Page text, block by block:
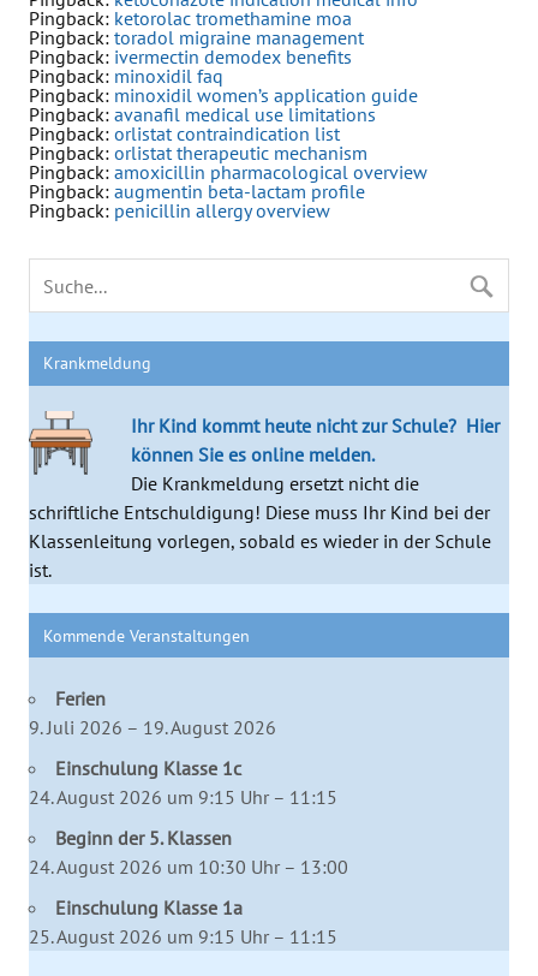
Pingback: ketorolac tromethamine moa
Pingback: toradol migraine management
Pingback: ivermectin demodex benefits
Pingback: minoxidil faq
Pingback: minoxidil women’s application guide
Pingback: avanafil medical use limitations
Pingback: orlistat contraindication list
Pingback: orlistat therapeutic mechanism
Pingback: amoxicillin pharmacological overview
Pingback: augmentin beta‑lactam profile
Pingback: penicillin allergy overview
Krankmeldung
Ihr Kind kommt heute nicht zur Schule? Hier
können Sie es online melden.
Die Krankmeldung ersetzt nicht die
schriftliche Entschuldigung! Diese muss Ihr Kind bei der
Klassenleitung vorlegen, sobald es wieder in der Schule
ist.
Kommende Veranstaltungen
Ferien
9. Juli 2026 – 19. August 2026
Einschulung Klasse 1c
24. August 2026 um 9:15 Uhr – 11:15
Beginn der 5. Klassen
24. August 2026 um 10:30 Uhr – 13:00
Einschulung Klasse 1a
25. August 2026 um 9:15 Uhr – 11:15